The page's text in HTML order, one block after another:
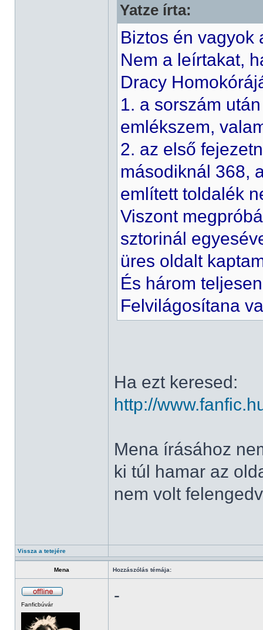
Yatze írta:
Biztos én vagyok
Nem a leírtakat,
Dracy
1. a sorszám
emlékszem,
2. az első
másodiknál 368,
említett toldalék
Viszont
sztorinál
üres oldalt
És három
Felvilágosítana
Ha ezt keresed:
http://
Mena írásához
ki túl hamar az
nem volt
Vissza a tetejére
Mena Hozzászólás témája:
Fanficbúvár -